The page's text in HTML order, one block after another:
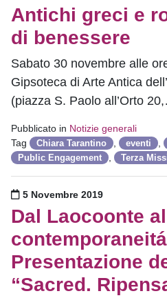
Antichi greci e
di benessere
Sabato 30 novembre alle
Gipsoteca di Arte Antica
(piazza S. Paolo all’Orto
Pubblicato in Notizie generali
Tag
Chiara Tarantino eventi
Public Engagement Terza
Pubblicato il
5 Novembre 2019
Dal Laocoonte
Presentazione
“Sacred.